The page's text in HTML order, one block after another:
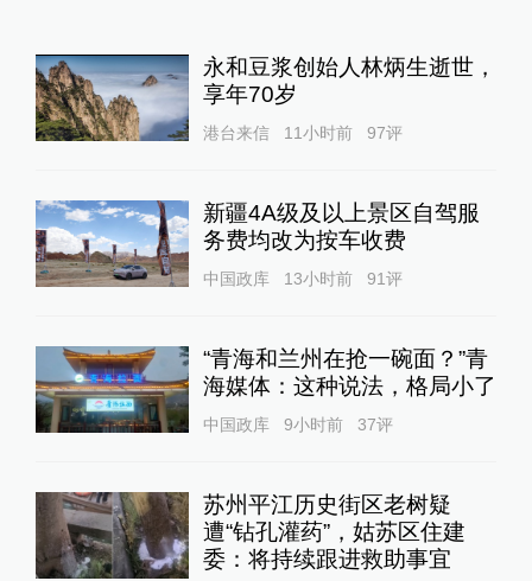
永和豆浆创始人林炳生逝世，
享年70岁
港台来信 11小时前 97评
新疆4A级及以上景区自驾服
务费均改为按车收费
中国政库 13小时前 91评
“青海和兰州在抢一碗面？”青
海媒体：这种说法，格局小了
中国政库 9小时前 37评
苏州平江历史街区老树疑
遭“钻孔灌药”，姑苏区住建
委：将持续跟进救助事宜